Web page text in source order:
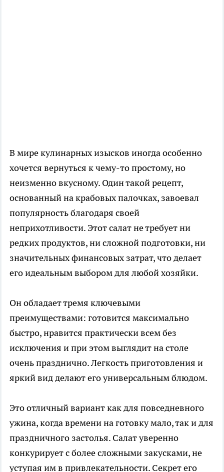
В мире кулинарных изысков иногда особенно
хочется вернуться к чему-то простому, но
неизменно вкусному. Один такой рецепт,
основанный на крабовых палочках, завоевал
популярность благодаря своей
неприхотливости. Этот салат не требует ни
редких продуктов, ни сложной подготовки, ни
значительных финансовых затрат, что делает
его идеальным выбором для любой хозяйки.
Он обладает тремя ключевыми
преимуществами: готовится максимально
быстро, нравится практически всем без
исключения и при этом выглядит на столе
очень празднично. Легкость приготовления и
яркий вид делают его универсальным блюдом.
Это отличный вариант как для повседневного
ужина, когда времени на готовку мало, так и для
праздничного застолья. Салат уверенно
конкурирует с более сложными закусками, не
уступая им в привлекательности. Секрет его